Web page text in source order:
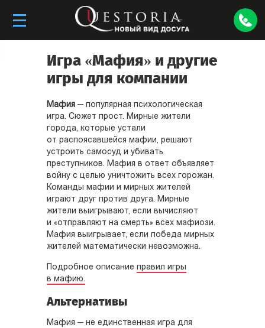
Игра «Мафия» и другие
игры для компании
Мафия — популярная психологическая
игра. Сюжет прост. Мирные жители
города, которые устали
от распоясавшейся мафии, решают
устроить самосуд и убивать
преступников. Мафия в ответ объявляет
войну с целью уничтожить всех горожан.
Команды мафии и мирных жителей
играют друг против друга. Мирные
жители выигрывают, если вычисляют
и «отправляют на смерть» всех мафиози.
Мафия выигрывает, если победа мирных
жителей математически невозможна.
Подробное описание правил игры
в мафию.
Альтернативы
Мафия — не единственная игра для